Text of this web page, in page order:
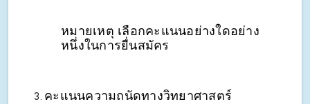
หมายเหตุ เลือกคะแนนอย่างใดอย่าง
หนึ่งในการยื่นสมัคร
คะแนนความถนัดทางวิทยาศาสตร์